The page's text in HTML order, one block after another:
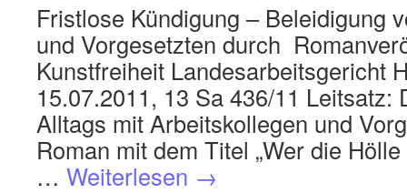
Fristlose Kündigung – Beleidigung
und Vorgesetzten durch
Kunstfreiheit Landesarbeitsgericht
15.07.2011, 13 Sa 436/11 Leitsatz:
Alltags mit Arbeitskollegen und
Roman mit dem Titel „Wer die
… Weiterlesen →